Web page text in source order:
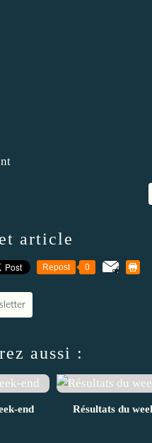
article
Repost 0
aussi :
end Résultats du